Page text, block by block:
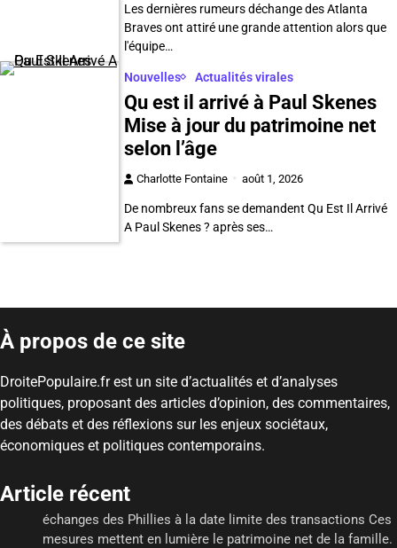
Les dernières rumeurs déchange des Atlanta
Braves ont attiré une grande attention alors que
l'équipe…
Nouvelles Actualités virales
Qu est il arrivé à Paul Skenes
Mise à jour du patrimoine net
selon l’âge
Charlotte Fontaine août 1, 2026
De nombreux fans se demandent Qu Est Il Arrivé
A Paul Skenes ? après ses…
À propos de ce site
DroitePopulaire.fr est un site d’actualités et d’analyses
politiques, proposant des articles d’opinion, des commentaires,
des débats et des réflexions sur les enjeux sociétaux,
économiques et politiques contemporains.
Article récent
échanges des Phillies à la date limite des transactions Ces
mesures mettent en lumière le patrimoine net de la famille.